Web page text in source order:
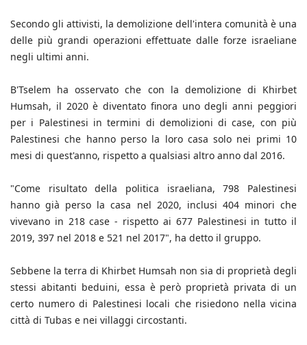
Secondo gli attivisti, la demolizione dell'intera comunità è una
delle più grandi operazioni effettuate dalle forze israeliane
negli ultimi anni.
B'Tselem ha osservato che con la demolizione di Khirbet
Humsah, il 2020 è diventato finora uno degli anni peggiori
per i Palestinesi in termini di demolizioni di case, con più
Palestinesi che hanno perso la loro casa solo nei primi 10
mesi di quest'anno, rispetto a qualsiasi altro anno dal 2016.
"Come risultato della politica israeliana, 798 Palestinesi
hanno già perso la casa nel 2020, inclusi 404 minori che
vivevano in 218 case - rispetto ai 677 Palestinesi in tutto il
2019, 397 nel 2018 e 521 nel 2017", ha detto il gruppo.
Sebbene la terra di Khirbet Humsah non sia di proprietà degli
stessi abitanti beduini, essa è però proprietà privata di un
certo numero di Palestinesi locali che risiedono nella vicina
città di Tubas e nei villaggi circostanti.